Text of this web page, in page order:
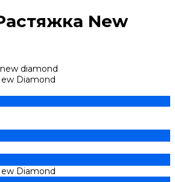
New
Diamond
Diamond